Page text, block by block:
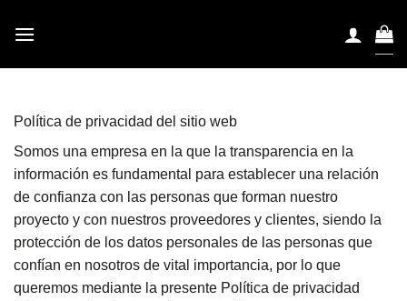
Política de privacidad del sitio web
Somos una empresa en la que la transparencia en la
información es fundamental para establecer una relación
de confianza con las personas que forman nuestro
proyecto y con nuestros proveedores y clientes, siendo la
protección de los datos personales de las personas que
confían en nosotros de vital importancia, por lo que
queremos mediante la presente Política de privacidad